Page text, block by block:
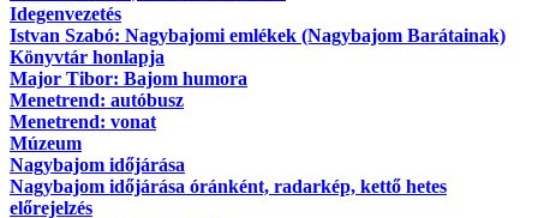
Idegenvezetés
Istvan Szabó: Nagybajomi emlékek (Nagybajom Barátainak)
Könyvtár honlapja
Major Tibor: Bajom humora
Menetrend: autóbusz
Menetrend: vonat
Múzeum
Nagybajom időjárása
Nagybajom időjárása óránként, radarkép, kettő hetes
előrejelzés